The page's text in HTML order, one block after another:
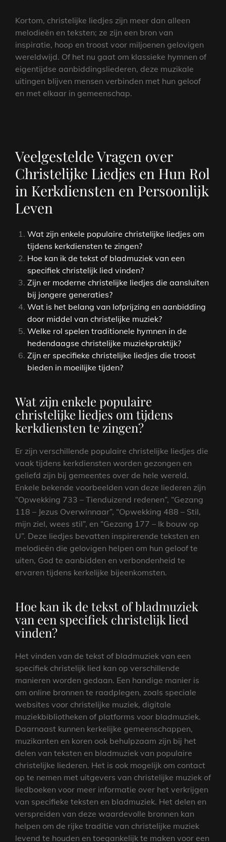
Kortom, christelijke liedjes zijn meer dan alleen
melodieën en teksten; ze zijn een bron van
inspiratie, hoop en troost voor miljoenen gelovigen
wereldwijd. Of het nu gaat om klassieke hymnen of
eigentijdse aanbiddingsliederen, deze muzikale
uitingen blijven mensen verbinden met hun geloof
en met elkaar in gemeenschap.
Veelgestelde Vragen over
Christelijke Liedjes en Hun Rol
in Kerkdiensten en Persoonlijk
Leven
Wat zijn enkele populaire christelijke liedjes om
tijdens kerkdiensten te zingen?
Hoe kan ik de tekst of bladmuziek van een
specifiek christelijk lied vinden?
Zijn er moderne christelijke liedjes die aansluiten
bij jongere generaties?
Wat is het belang van lofprijzing en aanbidding
door middel van christelijke muziek?
Welke rol spelen traditionele hymnen in de
hedendaagse christelijke muziekpraktijk?
Zijn er specifieke christelijke liedjes die troost
bieden in moeilijke tijden?
Wat zijn enkele populaire
christelijke liedjes om tijdens
kerkdiensten te zingen?
Er zijn verschillende populaire christelijke liedjes die
vaak tijdens kerkdiensten worden gezongen en
geliefd zijn bij gemeentes over de hele wereld.
Enkele bekende voorbeelden van deze liederen zijn
“Opwekking 733 – Tienduizend redenen”, “Gezang
118 – Jezus Overwinnaar”, “Opwekking 488 – Stil,
mijn ziel, wees stil”, en “Gezang 177 – Ik bouw op
U”. Deze liedjes bevatten inspirerende teksten en
melodieën die gelovigen helpen om hun geloof te
uiten, God te aanbidden en verbondenheid te
ervaren tijdens kerkelijke bijeenkomsten.
Hoe kan ik de tekst of bladmuziek
van een specifiek christelijk lied
vinden?
Het vinden van de tekst of bladmuziek van een
specifiek christelijk lied kan op verschillende
manieren worden gedaan. Een handige manier is
om online bronnen te raadplegen, zoals speciale
websites voor christelijke muziek, digitale
muziekbibliotheken of platforms voor bladmuziek.
Daarnaast kunnen kerkelijke gemeenschappen,
muzikanten en koren ook behulpzaam zijn bij het
delen van teksten en bladmuziek van populaire
christelijke liederen. Het is ook mogelijk om contact
op te nemen met uitgevers van christelijke muziek of
liedboeken voor meer informatie over het verkrijgen
van specifieke teksten en bladmuziek. Het delen en
verspreiden van deze waardevolle bronnen kan
helpen om de rijke traditie van christelijke muziek
levend te houden en toegankelijk te maken voor een